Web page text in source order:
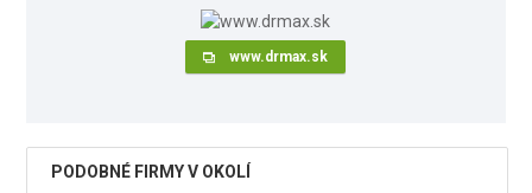
www.drmax.sk
PODOBNÉ FIRMY V OKOLÍ